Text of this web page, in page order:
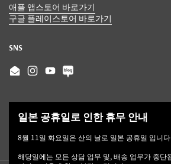
애플 앱스토어 바로가기
구글 플레이스토어 바로가기
SNS
EmailInstagram
YouTube
일본 공휴일로 인한 휴무 안내
8월 11일 화요일은 산의 날로 일본 공휴일 입니다.
해당일에는 모든 상담 업무 및, 배송 업무가 중단